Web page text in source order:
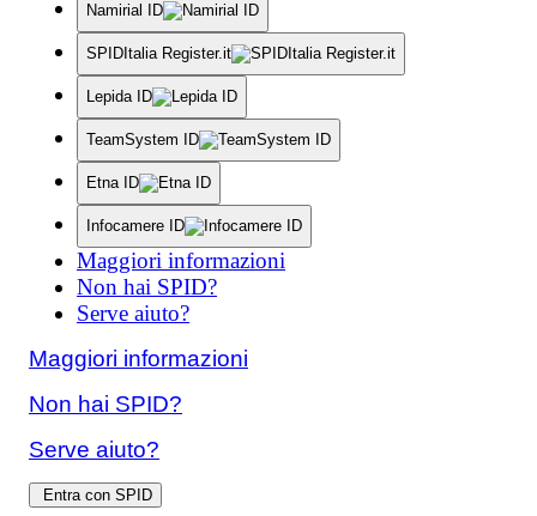
Namirial ID
SPIDItalia Register.it
Lepida ID
TeamSystem ID
Etna ID
Infocamere ID
Maggiori informazioni
Non hai SPID?
Serve aiuto?
Maggiori informazioni
Non hai SPID?
Serve aiuto?
Entra con SPID